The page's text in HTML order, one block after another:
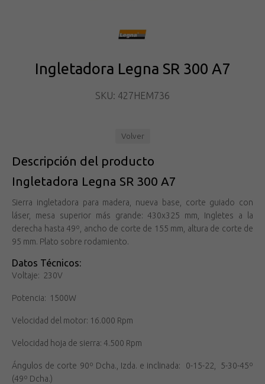
Ingletadora Legna SR 300 A7
SKU: 427HEM736
Volver
Descripción del producto
Ingletadora Legna SR 300 A7
Sierra ingletadora para madera, nueva base, corte guiado con
láser, mesa superior más grande: 430x325 mm, Ingletes a la
derecha hasta 49º, ancho de corte de 155 mm, altura de corte de
95 mm. Plato sobre rodamiento.
Datos Técnicos:
Voltaje: 230V
Potencia: 1500W
Velocidad del motor: 16.000 Rpm
Velocidad hoja de sierra: 4.500 Rpm
Ángulos de corte 90º Dcha., Izda. e inclinada: 0-15-22, 5-30-45º
(49º Dcha.)